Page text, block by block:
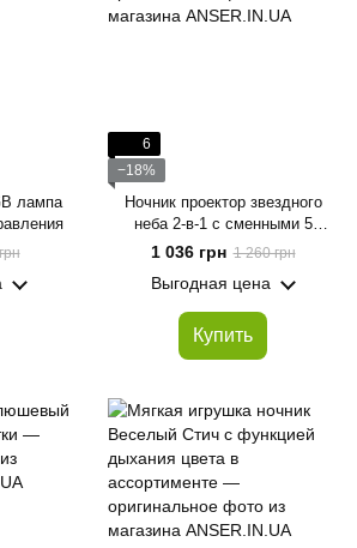
лампа
6
−18%
Ночник проектор звездного
неба 2-в-1 с сменными 5
картриджами, работает от usb
1 036 грн 1 260 грн
Выгодная цена
Купить